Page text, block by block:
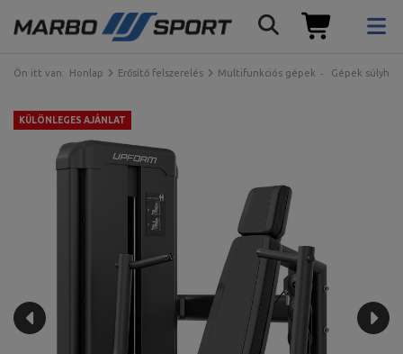
Ön itt van: Honlap Erősítő felszerelés Multifunkciós gépek Gépek
KÜLÖNLEGES AJÁNLAT